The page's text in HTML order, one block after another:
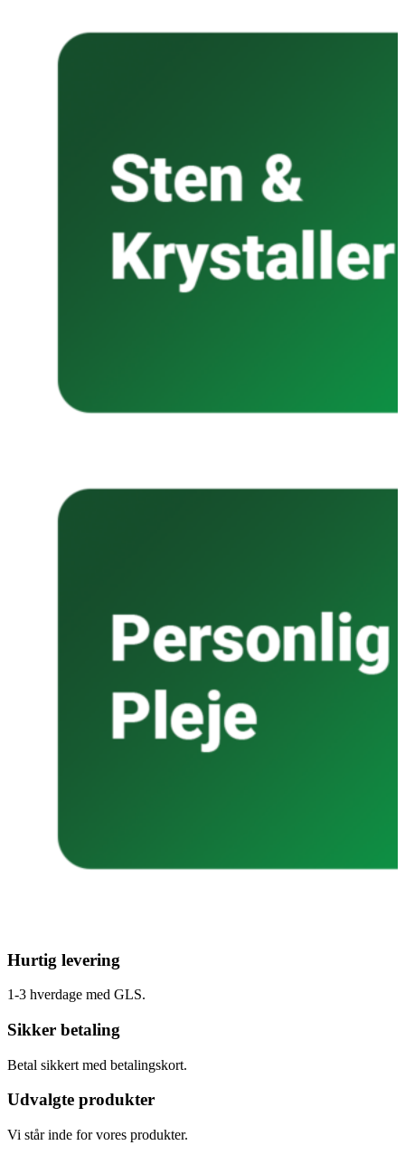
Hurtig levering
1-3 hverdage med GLS.
Sikker betaling
Betal sikkert med betalingskort.
Udvalgte produkter
Vi står inde for vores produkter.